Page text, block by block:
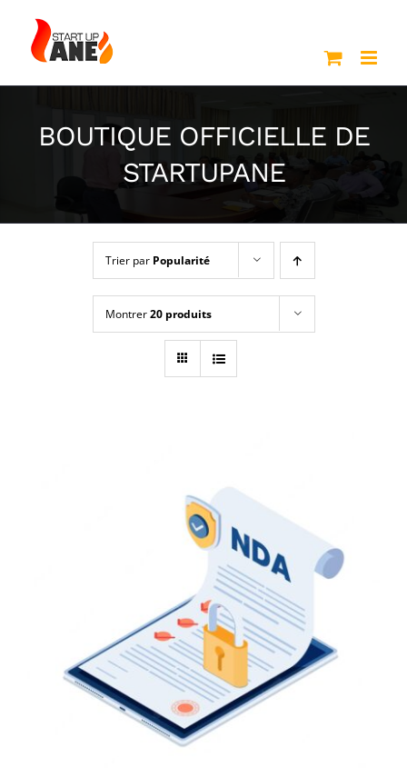
contenu
BOUTIQUE OFFICIELLE DE
STARTUPANE
Trier par Popularité
Montrer20 produits